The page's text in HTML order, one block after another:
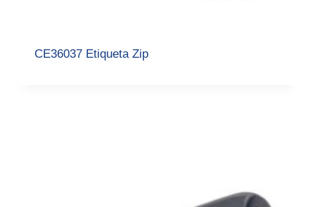
CE36037 Etiqueta Zip